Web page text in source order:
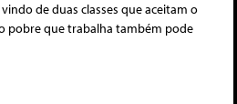
de duas classes que aceitam o
pobre que trabalha também pode